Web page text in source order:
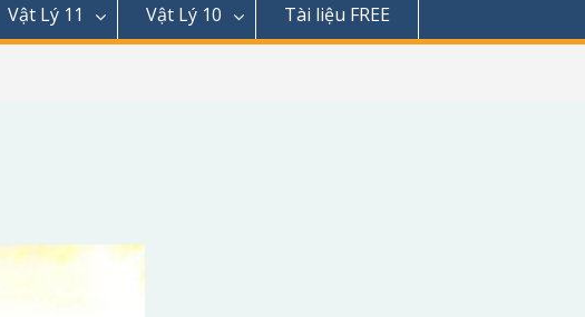
Vật Lý 11 Vật Lý 10 Tài liệu FREE